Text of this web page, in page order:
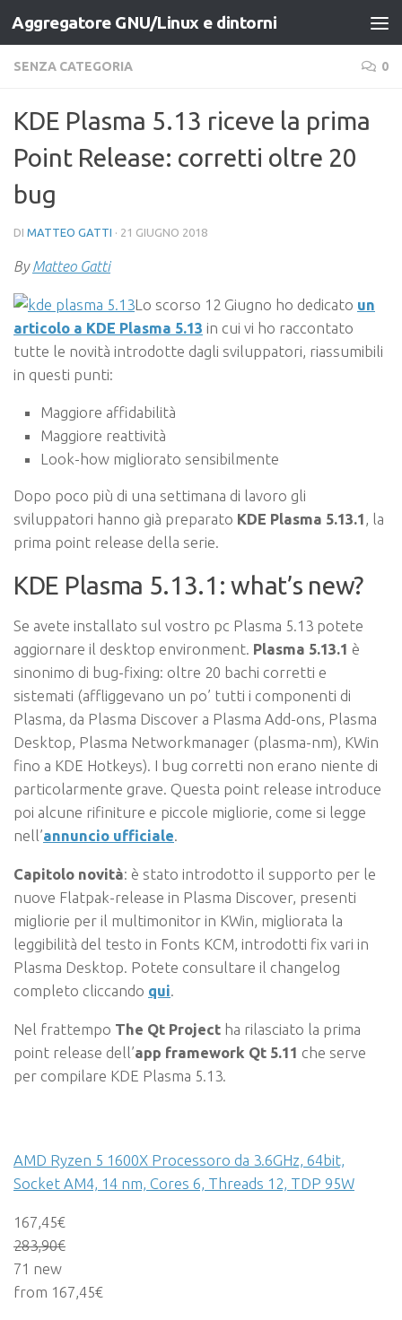
Salta al contenuto
Aggregatore GNU/Linux e dintorni
SENZA CATEGORIA 0
KDE Plasma 5.13 riceve la prima
Point Release: corretti oltre 20
bug
DI MATTEO GATTI · 21 GIUGNO 2018
ByMatteo Gatti
Lo scorso 12 Giugno ho dedicato un
articolo a KDE Plasma 5.13 in cui vi ho raccontato
tutte le novità introdotte dagli sviluppatori, riassumibili
in questi punti:
Maggiore affidabilità
Maggiore reattività
Look-how migliorato sensibilmente
Dopo poco più di una settimana di lavoro gli
sviluppatori hanno già preparato KDE Plasma 5.13.1, la
prima point release della serie.
KDE Plasma 5.13.1: what’s new?
Se avete installato sul vostro pc Plasma 5.13 potete
aggiornare il desktop environment. Plasma 5.13.1 è
sinonimo di bug-fixing: oltre 20 bachi corretti e
sistemati (affliggevano un po’ tutti i componenti di
Plasma, da Plasma Discover a Plasma Add-ons, Plasma
Desktop, Plasma Networkmanager (plasma-nm), KWin
fino a KDE Hotkeys). I bug corretti non erano niente di
particolarmente grave. Questa point release introduce
poi alcune rifiniture e piccole migliorie, come si legge
nell’annuncio ufficiale.
Capitolo novità: è stato introdotto il supporto per le
nuove Flatpak-release in Plasma Discover, presenti
migliorie per il multimonitor in KWin, migliorata la
leggibilità del testo in Fonts KCM, introdotti fix vari in
Plasma Desktop. Potete consultare il changelog
completo cliccando qui.
Nel frattempo The Qt Project ha rilasciato la prima
point release dell’app framework Qt 5.11 che serve
per compilare KDE Plasma 5.13.
AMD Ryzen 5 1600X Processoro da 3.6GHz, 64bit,
Socket AM4, 14 nm, Cores 6, Threads 12, TDP 95W
167,45€
283,90€
71 new
from 167,45€